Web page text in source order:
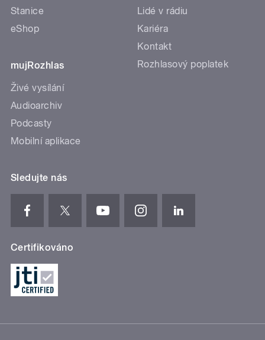
Stanice
eShop
mujRozhlas
Živé vysílání
Audioarchiv
Podcasty
Mobilní aplikace
Lidé v rádiu
Kariéra
Kontakt
Rozhlasový poplatek
Sledujte nás
Certifikováno